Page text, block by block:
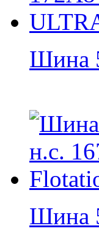
Шина
Шина